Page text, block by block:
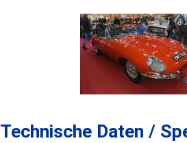
Technische Daten /